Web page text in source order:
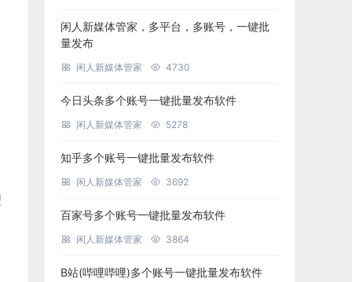
闲人新媒体管家，多平台，多账号，一键批
量发布
闲人新媒体管家 4730
今日头条多个账号一键批量发布软件
闲人新媒体管家 5278
知乎多个账号一键批量发布软件
闲人新媒体管家 3692
百家号多个账号一键批量发布软件
闲人新媒体管家 3864
B站(哔哩哔哩)多个账号一键批量发布软件